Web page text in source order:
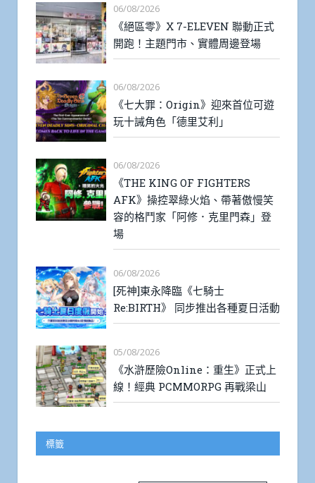
06/08/2026
《絕區零》X 7-ELEVEN 聯動正式
開跑！主題門市、實體周邊登場
06/08/2026
《七大罪：Origin》迎來首位可遊
玩十誡角色「德里艾利」
06/08/2026
《THE KING OF FIGHTERS
AFK》操控翠綠火焰、帶著傲慢笑
容的格鬥家「阿修．克里門森」登
場
06/08/2026
[死神]東永降臨《七騎士
Re:BIRTH》 同步推出各種夏日活動
05/08/2026
《水滸歷險Online：重生》正式上
線！經典 PCMMORPG 再戰梁山
標籤